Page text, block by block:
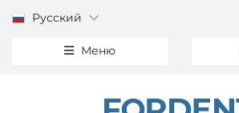
Русский
Меню